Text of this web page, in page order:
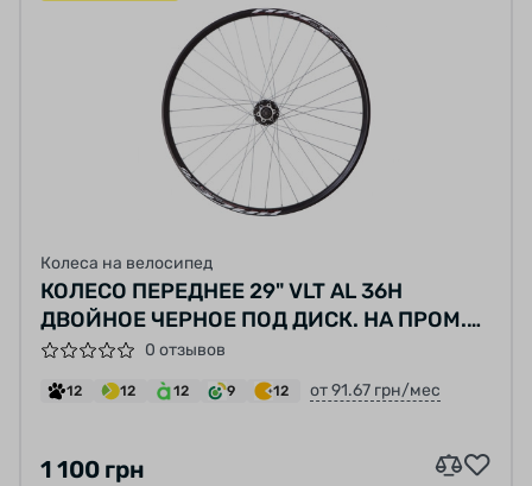
Колеса на велосипед
КОЛЕСО ПЕРЕДНЕЕ 29" VLT AL 36H
ДВОЙНОЕ ЧЕРНОЕ ПОД ДИСК. НА ПРОМ.
ПОДШИПНИКАХ
0 отзывов
12 12 12 9 12 от 91.67 грн/мес
1 100 грн